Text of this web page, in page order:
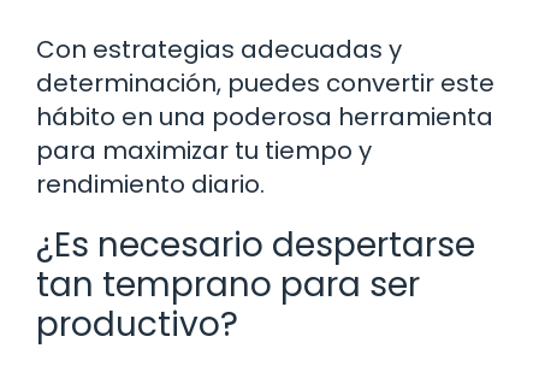
Con estrategias adecuadas y
determinación, puedes convertir este
hábito en una poderosa herramienta
para maximizar tu tiempo y
rendimiento diario.
¿Es necesario despertarse
tan temprano para ser
productivo?